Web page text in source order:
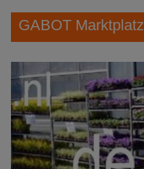
GABOT Marktplatz